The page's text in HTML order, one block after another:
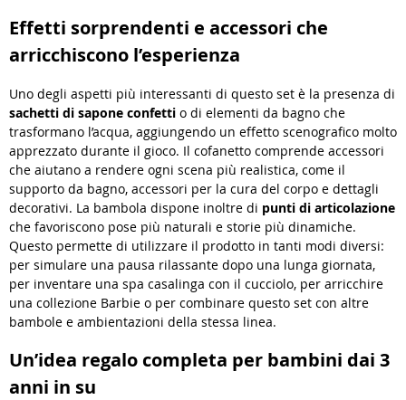
Effetti sorprendenti e accessori che
arricchiscono l’esperienza
Uno degli aspetti più interessanti di questo set è la presenza di
sachetti di sapone confetti o di elementi da bagno che
trasformano l’acqua, aggiungendo un effetto scenografico molto
apprezzato durante il gioco. Il cofanetto comprende accessori
che aiutano a rendere ogni scena più realistica, come il
supporto da bagno, accessori per la cura del corpo e dettagli
decorativi. La bambola dispone inoltre di punti di articolazione
che favoriscono pose più naturali e storie più dinamiche.
Questo permette di utilizzare il prodotto in tanti modi diversi:
per simulare una pausa rilassante dopo una lunga giornata,
per inventare una spa casalinga con il cucciolo, per arricchire
una collezione Barbie o per combinare questo set con altre
bambole e ambientazioni della stessa linea.
Un’idea regalo completa per bambini dai 3
anni in su